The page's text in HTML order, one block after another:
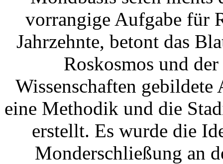
vorrangige Aufgabe für
Jahrzehnte, betont das
Roskosmos und
Wissenschaften
eine Methodik und die
erstellt. Es wurde die
Monderschließung an